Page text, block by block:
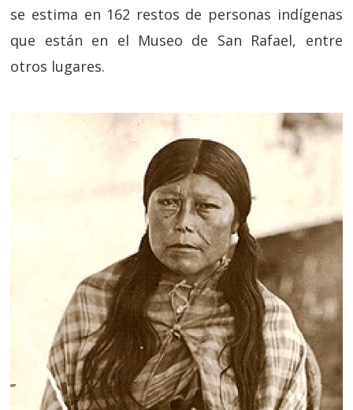
se estima en 162 restos de personas indígenas
que están en el Museo de San Rafael, entre
otros lugares.